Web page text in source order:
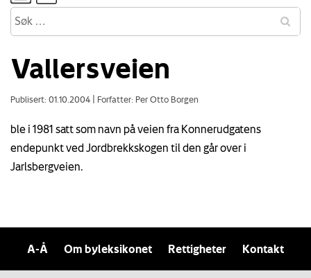
Vallersveien
Publisert: 01.10.2004 Forfatter: Per Otto Borgen
ble i 1981 satt som navn på veien fra Konnerudgatens
endepunkt ved Jordbrekkskogen til den går over i
Jarlsbergveien.
A-Å Om byleksikonet Rettigheter Kontakt